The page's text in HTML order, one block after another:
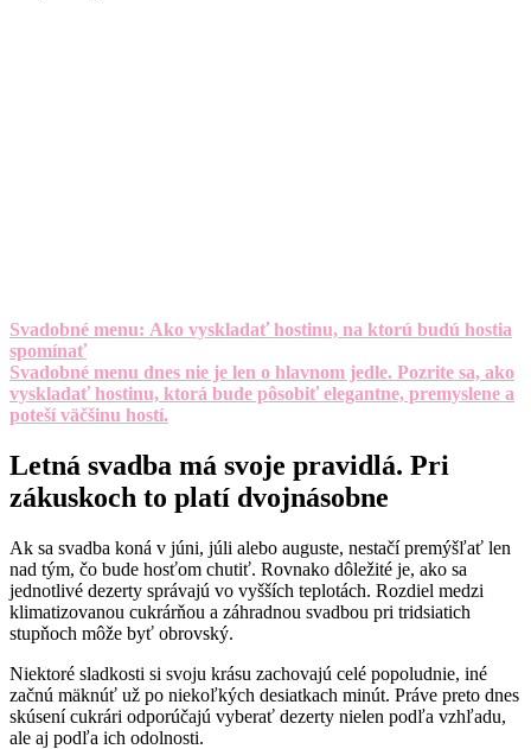
Svadobné menu: Ako vyskladať hostinu, na ktorú budú hostia
spomínať
Svadobné menu dnes nie je len o hlavnom jedle. Pozrite sa, ako
vyskladať hostinu, ktorá bude pôsobiť elegantne, premyslene a
poteší väčšinu hostí.
Letná svadba má svoje pravidlá. Pri
zákuskoch to platí dvojnásobne
Ak sa svadba koná v júni, júli alebo auguste, nestačí premýšľať len
nad tým, čo bude hosťom chutiť. Rovnako dôležité je, ako sa
jednotlivé dezerty správajú vo vyšších teplotách. Rozdiel medzi
klimatizovanou cukrárňou a záhradnou svadbou pri tridsiatich
stupňoch môže byť obrovský.
Niektoré sladkosti si svoju krásu zachovajú celé popoludnie, iné
začnú mäknúť už po niekoľkých desiatkach minút. Práve preto dnes
skúsení cukrári odporúčajú vyberať dezerty nielen podľa vzhľadu,
ale aj podľa ich odolnosti.